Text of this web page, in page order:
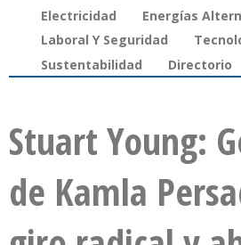
Electricidad
Energías
Laboral Y Seguridad
Sustentabilidad
Directorio
Stuart Young:
de Kamla